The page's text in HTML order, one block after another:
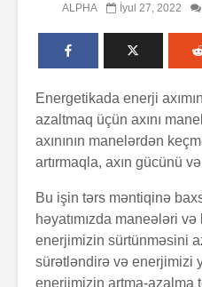
ALPHA İyul 27, 2022
Energetikada enerji
azaltmaq üçün axını
axınının manelərdən
artırmaqla, axın gücünü
Bu işin tərs məntiqinə
həyatımızda maneələri
enerjimizin sürtünməsini
sürətləndirə və enerjimizi
enerjimizin artma-azalma